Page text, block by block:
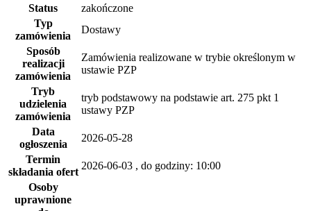
Status
zakończone
Typ
zamówienia
Dostawy
Sposób
realizacji
zamówienia
Zamówienia realizowane w trybie określonym w
ustawie PZP
Tryb
udzielenia
zamówienia
tryb podstawowy na podstawie art. 275 pkt 1
ustawy PZP
Data
ogłoszenia
2026-05-28
Termin
składania ofert
2026-06-03 , do godziny: 10:00
Osoby
uprawnione